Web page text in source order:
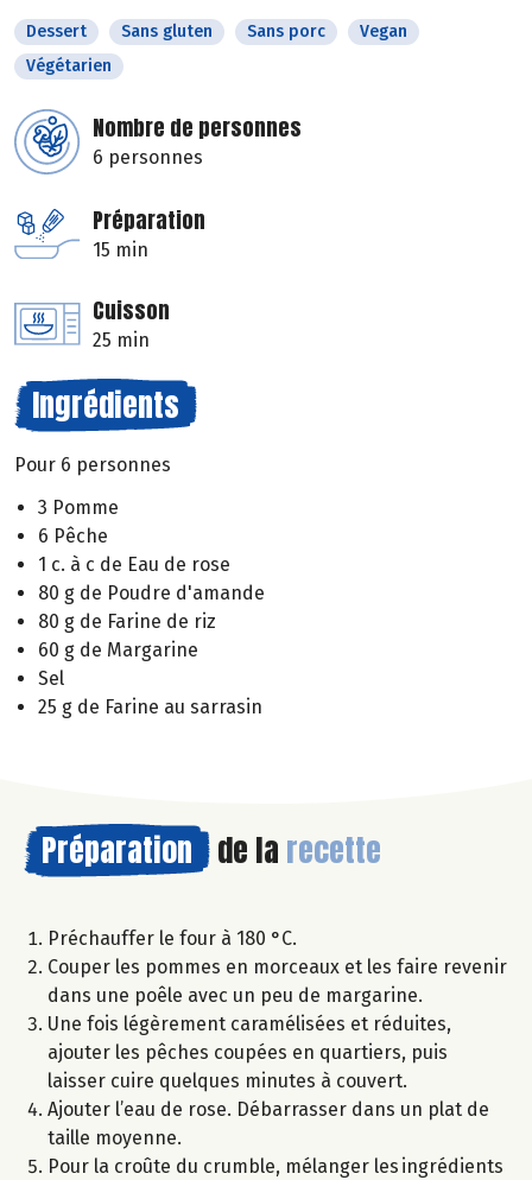
Dessert Sans gluten Sans porc
Vegan
Végétarien
Nombre de personnes
6 personnes
Préparation
15 min
Cuisson
25 min
Ingrédients
Pour 6 personnes
3 Pomme
6 Pêche
1 c. à c de Eau de rose
80 g de Poudre d'amande
80 g de Farine de riz
60 g de Margarine
Sel
25 g de Farine au sarrasin
Préparation de la recette
Préchauffer le four à 180 °C.
Couper les pommes en morceaux et les faire revenir
dans une poêle avec un peu de margarine.
Une fois légèrement caramélisées et réduites,
ajouter les pêches coupées en quartiers, puis
laisser cuire quelques minutes à couvert.
Ajouter l’eau de rose. Débarrasser dans un plat de
taille moyenne.
Pour la croûte du crumble, mélanger les ingrédients